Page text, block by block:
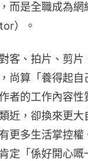
而是全職成為網
）。
客、拍片、剪片
尚算「養得起自
者的工作內容性
近，卻換來更
更多生活掌控權
定「係好開心嘅